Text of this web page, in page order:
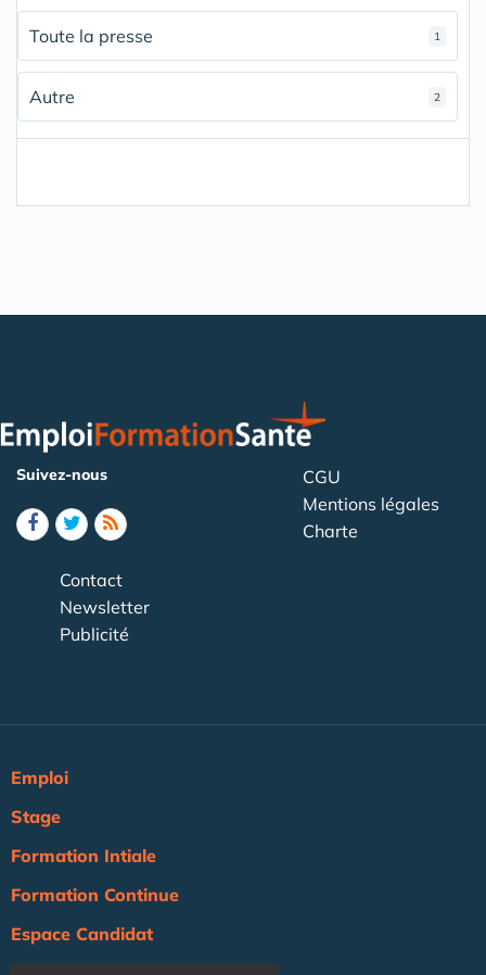
Toute la presse 1
Autre 2
Suivez-nous
CGU
Mentions légales
Charte
Contact
Newsletter
Publicité
Emploi
Stage
Formation Intiale
Formation Continue
Espace Candidat